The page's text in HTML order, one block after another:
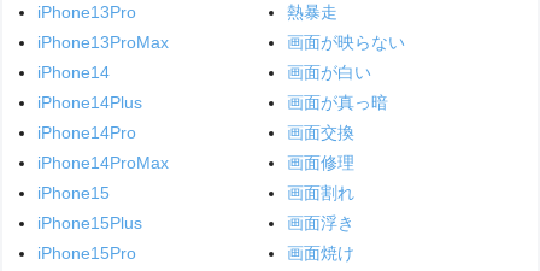
iPhone13Pro
iPhone13ProMax
iPhone14
iPhone14Plus
iPhone14Pro
iPhone14ProMax
iPhone15
iPhone15Plus
iPhone15Pro
熱暴走
画面が映らない
画面が白い
画面が真っ暗
画面交換
画面修理
画面割れ
画面浮き
画面焼け